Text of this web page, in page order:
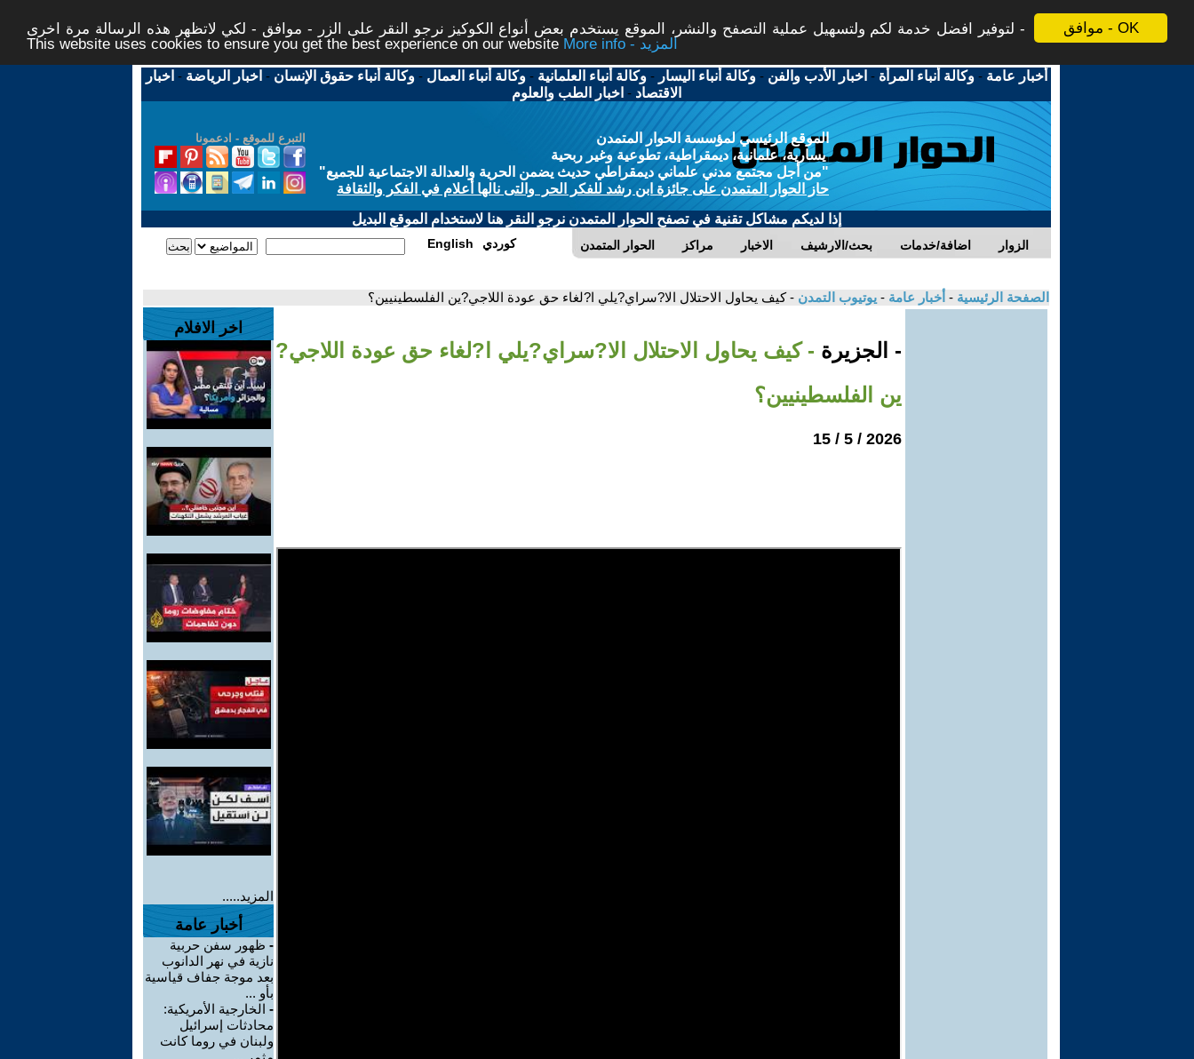
موافق - OK
لتوفير افضل خدمة لكم ولتسهيل عملية التصفح والنشر، الموقع يستخدم بعض أنواع الكوكيز نرجو النقر على الزر - موافق - لكي لاتظهر هذه الرسالة مرة اخرى -
This website uses cookies to ensure you get the best experience on our website
More info - المزيد
أخبار عامة -وكالة أنباء المرأة - اخبار الأدب والفن -وكالة أنباء اليسار -وكالة أنباء العلمانية -وكالة أنباء العمال -وكالة أنباء حقوق الإنسان - اخبار الرياضة - اخبار
الاقتصاد - اخبار الطب والعلوم
التبرع للموقع - ادعمونا
الموقع الرئيسي لمؤسسة الحوار المتمدن
يسارية، علمانية، ديمقراطية، تطوعية وغير ربحية
"من أجل مجتمع مدني علماني ديمقراطي حديث يضمن الحرية والعدالة الاجتماعية للجميع"
حاز الحوار المتمدن على جائزة ابن رشد للفكر الحر والتى نالها أعلام في الفكر والثقافة
إذا لديكم مشاكل تقنية في تصفح الحوار المتمدن نرجو النقر هنا لاستخدام الموقع البديل
الحوار المتمدن مراكز الاخبار بحث/الارشيف اضافة/خدمات الزوار English كوردي
الصفحة الرئيسية - أخبار عامة - يوتيوب التمدن - كيف يحاول الاحتلال الا?سراي?يلي ا?لغاء حق عودة اللاجي?ين الفلسطينيين؟
- الجزيرة - كيف يحاول الاحتلال الا?سراي?يلي ا?لغاء حق عودة اللاجي?
ين الفلسطينيين؟
2026 / 5 / 15
اخر الافلام
المزيد.....
أخبار عامة
- ظهور سفن حربية
نازية في نهر الدانوب
بعد موجة جفاف قياسية
بأو ...
- الخارجية الأمريكية:
محادثات إسرائيل
ولبنان في روما كانت